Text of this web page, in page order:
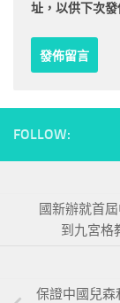
址，以供下次發
FOLLOW:
國新辦就首
到九宮格
保證中國兒森